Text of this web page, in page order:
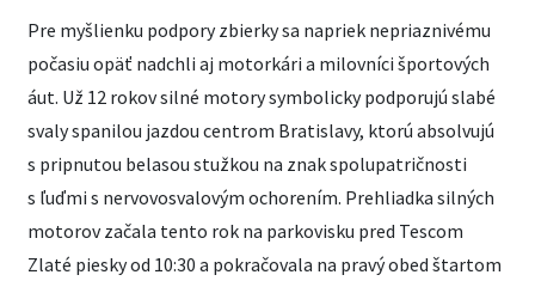
Pre myšlienku podpory zbierky sa napriek nepriaznivému
počasiu opäť nadchli aj motorkári a milovníci športových
áut. Už 12 rokov silné motory symbolicky podporujú slabé
svaly spanilou jazdou centrom Bratislavy, ktorú absolvujú
s pripnutou belasou stužkou na znak spolupatričnosti
s ľuďmi s nervovosvalovým ochorením. Prehliadka silných
motorov začala tento rok na parkovisku pred Tescom
Zlaté piesky od 10:30 a pokračovala na pravý obed štartom